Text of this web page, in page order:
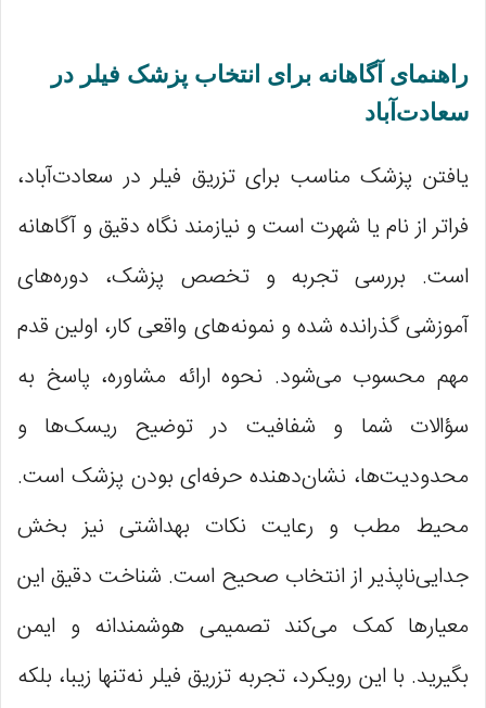
راهنمای آگاهانه برای انتخاب پزشک فیلر در
سعادت‌آباد
یافتن پزشک مناسب برای تزریق فیلر در سعادت‌آباد،
فراتر از نام یا شهرت است و نیازمند نگاه دقیق و آگاهانه
است. بررسی تجربه و تخصص پزشک، دوره‌های
آموزشی گذرانده شده و نمونه‌های واقعی کار، اولین قدم
مهم محسوب می‌شود. نحوه ارائه مشاوره، پاسخ به
سؤالات شما و شفافیت در توضیح ریسک‌ها و
محدودیت‌ها، نشان‌دهنده حرفه‌ای بودن پزشک است.
محیط مطب و رعایت نکات بهداشتی نیز بخش
جدایی‌ناپذیر از انتخاب صحیح است. شناخت دقیق این
معیارها کمک می‌کند تصمیمی هوشمندانه و ایمن
بگیرید. با این رویکرد، تجربه تزریق فیلر نه‌تنها زیبا، بلکه